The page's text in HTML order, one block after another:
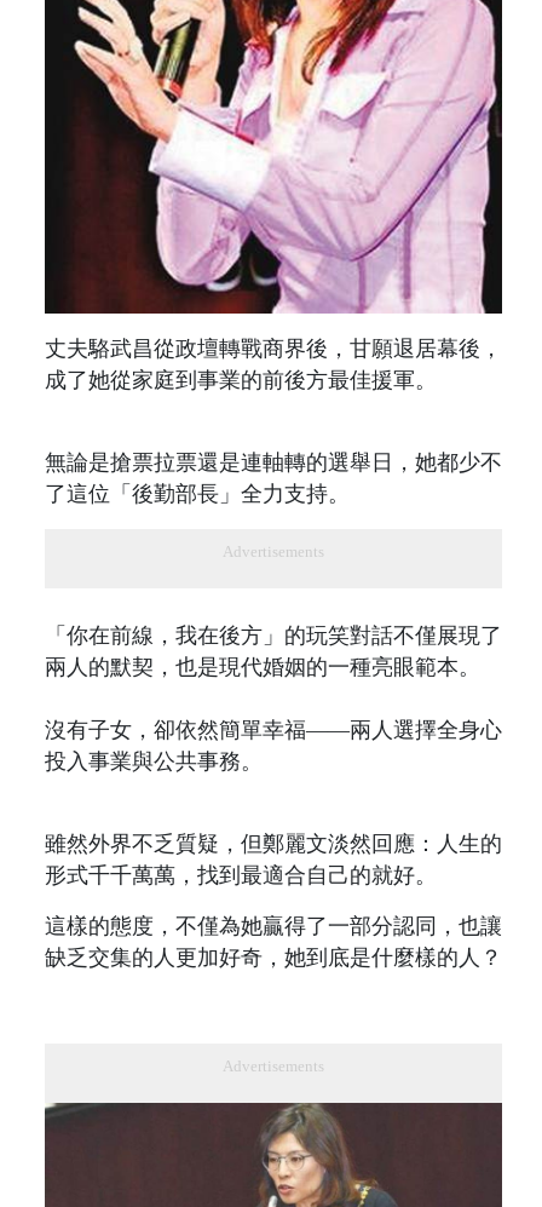
丈夫駱武昌從政壇轉戰商界後，甘願退居幕後，
成了她從家庭到事業的前後方最佳援軍。
無論是搶票拉票還是連軸轉的選舉日，她都少不
了這位「後勤部長」全力支持。
Advertisements
「你在前線，我在後方」的玩笑對話不僅展現了
兩人的默契，也是現代婚姻的一種亮眼範本。
沒有子女，卻依然簡單幸福——兩人選擇全身心
投入事業與公共事務。
雖然外界不乏質疑，但鄭麗文淡然回應：人生的
形式千千萬萬，找到最適合自己的就好。
這樣的態度，不僅為她贏得了一部分認同，也讓
缺乏交集的人更加好奇，她到底是什麼樣的人？
Advertisements